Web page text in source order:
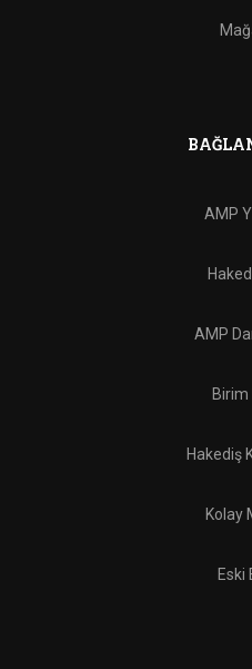
AMP
AMP
Birim
Hakediş
Kolay
Eski